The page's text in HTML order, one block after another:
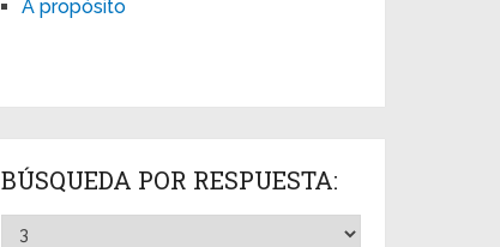
A propósito
BÚSQUEDA POR RESPUESTA: